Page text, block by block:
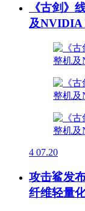
《古剑》
及NVIDIA
4 07.20
攻击鲨发
纤维轻量